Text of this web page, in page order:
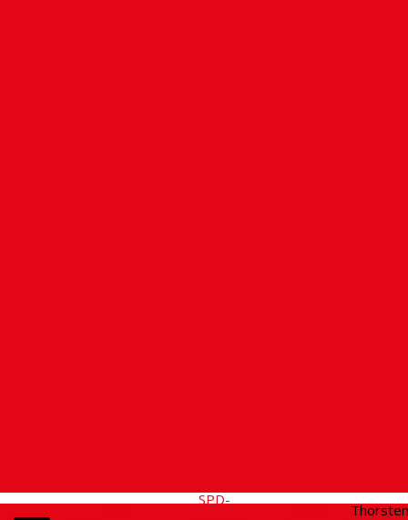
SPD-
Thorsten